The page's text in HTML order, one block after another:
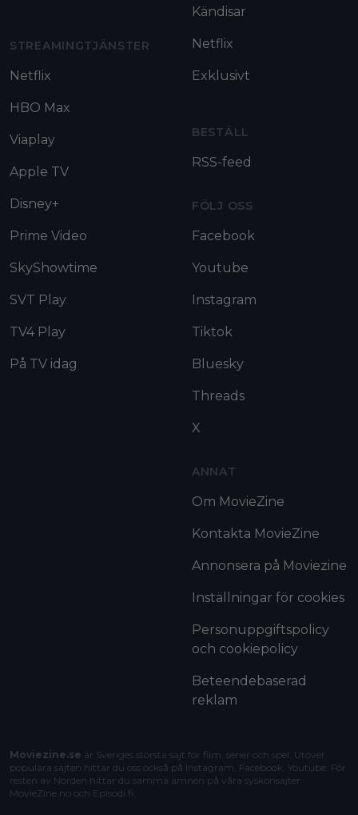
STREAMINGTJÄNSTER
Netflix
HBO Max
Viaplay
Apple TV
Disney+
Prime Video
SkyShowtime
SVT Play
TV4 Play
På TV idag
Kändisar
Netflix
Exklusivt
BESTÄLL
RSS-feed
FÖLJ OSS
Facebook
Youtube
Instagram
Tiktok
Bluesky
Threads
X
ANNAT
Om MovieZine
Kontakta MovieZine
Annonsera på Moviezine
Inställningar för cookies
Personuppgiftspolicy
och cookiepolicy
Beteendebaserad
reklam
Moviezine.se är Sveriges största sajt för film, serier och spel. Utöver
populära sajten hittar du oss också på Instagram, Facebook, Youtube. För
resten av Norden hittar du samma ämnen på våra syskonsajter
MovieZine.no och Episodi.fi